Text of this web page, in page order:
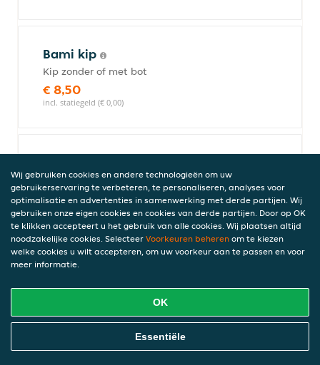
Bami kip
Kip zonder of met bot
€ 8,50
incl. statiegeld (€ 0,00)
Kip zonder of met bot
€ 8,50
incl. statiegeld (€ 0,00)
Kipsaté met frietjes
2 stuks kipsaté
incl. statiegeld (€ 0,00)
Online Eten Bestellen
Wij gebruiken cookies en andere technologieën om uw
gebruikerservaring te verbeteren, te personaliseren, analyses voor
optimalisatie en advertenties in samenwerking met derde partijen. Wij
gebruiken onze eigen cookies en cookies van derde partijen. Door op OK
te klikken accepteert u het gebruik van alle cookies. Wij plaatsen altijd
noodzakelijke cookies. Selecteer Voorkeuren beheren om te kiezen
welke cookies u wilt accepteren, om uw voorkeur aan te passen en voor
meer informatie.
OK
Essentiële